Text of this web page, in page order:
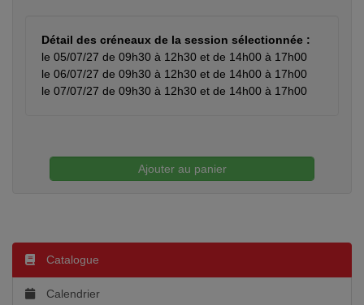
Détail des créneaux de la session sélectionnée :
le 05/07/27 de 09h30 à 12h30 et de 14h00 à 17h00
le 06/07/27 de 09h30 à 12h30 et de 14h00 à 17h00
le 07/07/27 de 09h30 à 12h30 et de 14h00 à 17h00
Ajouter au panier
Catalogue
Calendrier